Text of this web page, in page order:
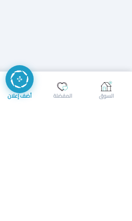
إرسال رسالة
أضف إعلان المفضلة السوق